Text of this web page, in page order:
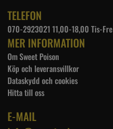
TELEFON
070-2923021 11,00-18,00 Tis-Fre
MER INFORMATION
Om Sweet Poison
Köp och leveransvillkor
Dataskydd och cookies
Hitta till oss
E-MAIL